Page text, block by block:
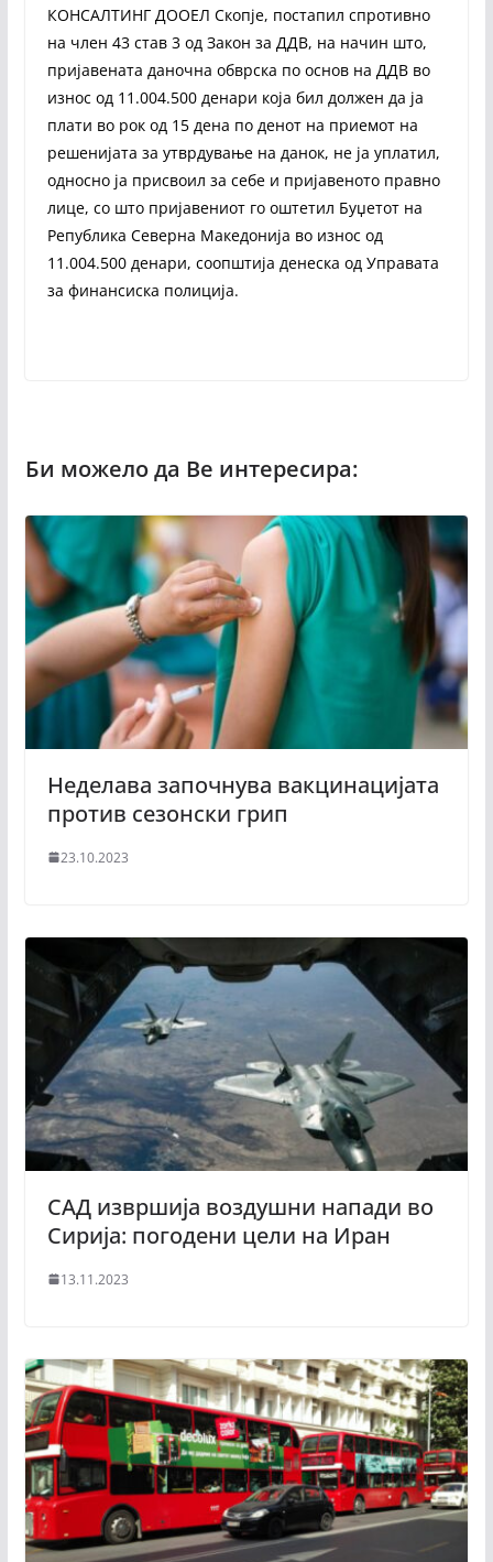
КОНСАЛТИНГ ДООЕЛ Скопје, постапил спротивно
на член 43 став 3 од Закон за ДДВ, на начин што,
пријавената даночна обврска по основ на ДДВ во
износ од 11.004.500 денари која бил должен да ја
плати во рок од 15 дена по денот на приемот на
решенијата за утврдување на данок, не ја уплатил,
односно ја присвоил за себе и пријавеното правно
лице, со што пријавениот го оштетил Буџетот на
Република Северна Македонија во износ од
11.004.500 денари, соопштија денеска од Управата
за финансиска полиција.
Неделава започнува вакцинацијата
против сезонски грип
23.10.2023
САД извршија воздушни напади во
Сирија: погодени цели на Иран
13.11.2023